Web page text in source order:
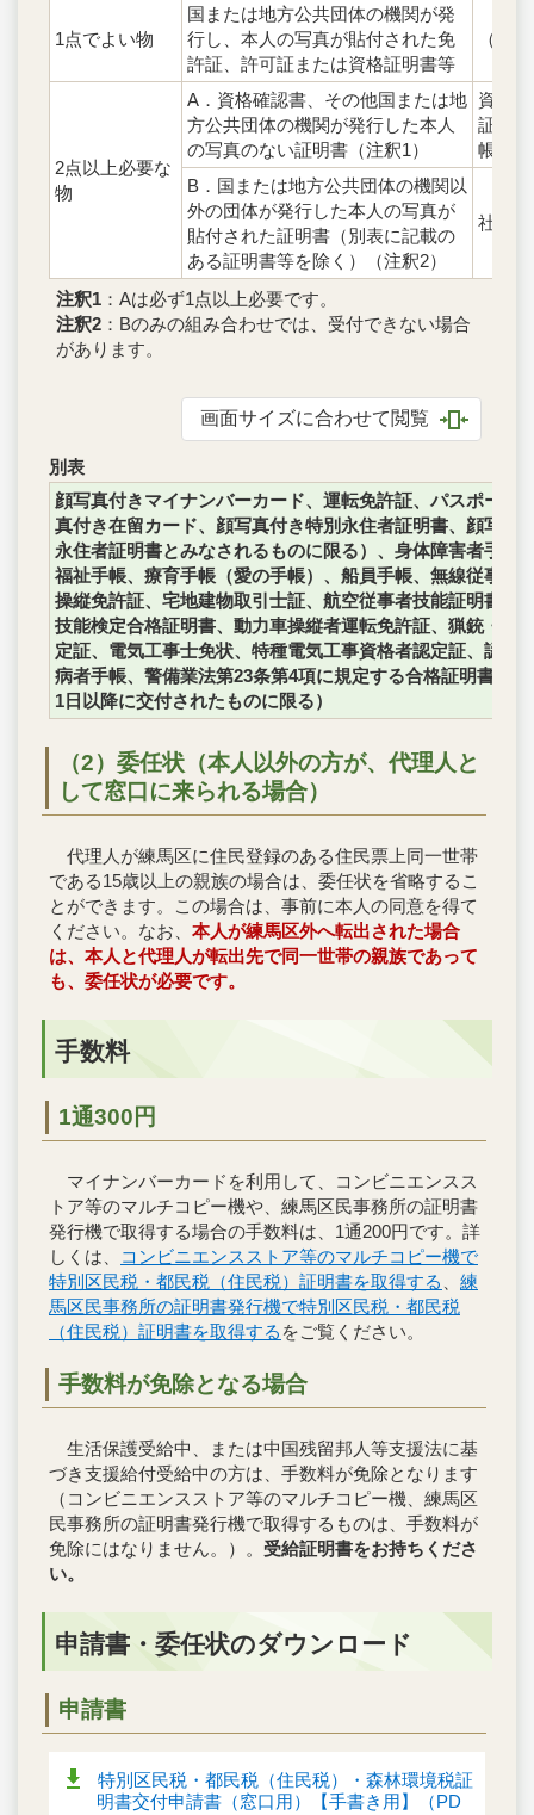
1点でよい物
国または地方公共団体の機関が発
行し、本人の写真が貼付された免
許証、許可証または資格証明書等
（別
2点以上必要な
物
A．資格確認書、その他国または地
方公共団体の機関が発行した本人
の写真のない証明書（注釈1）
資格
証、
帳、
B．国または地方公共団体の機関以
外の団体が発行した本人の写真が
貼付された証明書（別表に記載の
ある証明書等を除く）（注釈2）
社員
注釈1 ：Aは必ず1点以上必要です。
注釈2 ：Bのみの組み合わせでは、受付できない場合
があります。
画面サイズに合わせて閲覧
別表
顔写真付きマイナンバーカード、運転免許証、パスポート
真付き在留カード、顔写真付き特別永住者証明書、顔写真
永住者証明書とみなされるものに限る）、身体障害者手帳
福祉手帳、療育手帳（愛の手帳）、船員手帳、無線従事者
操縦免許証、宅地建物取引士証、航空従事者技能証明書、
技能検定合格証明書、動力車操縦者運転免許証、猟銃・空
定証、電気工事士免状、特種電気工事資格者認定証、認定
病者手帳、警備業法第23条第4項に規定する合格証明書、
1日以降に交付されたものに限る）
（2）委任状（本人以外の方が、代理人と
して窓口に来られる場合）
代理人が練馬区に住民登録のある住民票上同一世帯
である15歳以上の親族の場合は、委任状を省略するこ
とができます。この場合は、事前に本人の同意を得て
ください。なお、 本人が練馬区外へ転出された場合
は、本人と代理人が転出先で同一世帯の親族であって
も、委任状が必要です。
手数料
1通300円
マイナンバーカードを利用して、コンビニエンスス
トア等のマルチコピー機や、練馬区民事務所の証明書
発行機で取得する場合の手数料は、1通200円です。詳
しくは、
コンビニエンスストア等のマルチコピー機で
特別区民税・都民税（住民税）証明書を取得する
練
馬区民事務所の証明書発行機で特別区民税・都民税
（住民税）証明書を取得する をご覧ください。
手数料が免除となる場合
生活保護受給中、または中国残留邦人等支援法に基
づき支援給付受給中の方は、手数料が免除となります
（コンビニエンスストア等のマルチコピー機、練馬区
民事務所の証明書発行機で取得するものは、手数料が
免除にはなりません。）。 受給証明書をお持ちくださ
い。
申請書・委任状のダウンロード
申請書
特別区民税・都民税（住民税）・森林環境税証
明書交付申請書（窓口用）【手書き用】（PD